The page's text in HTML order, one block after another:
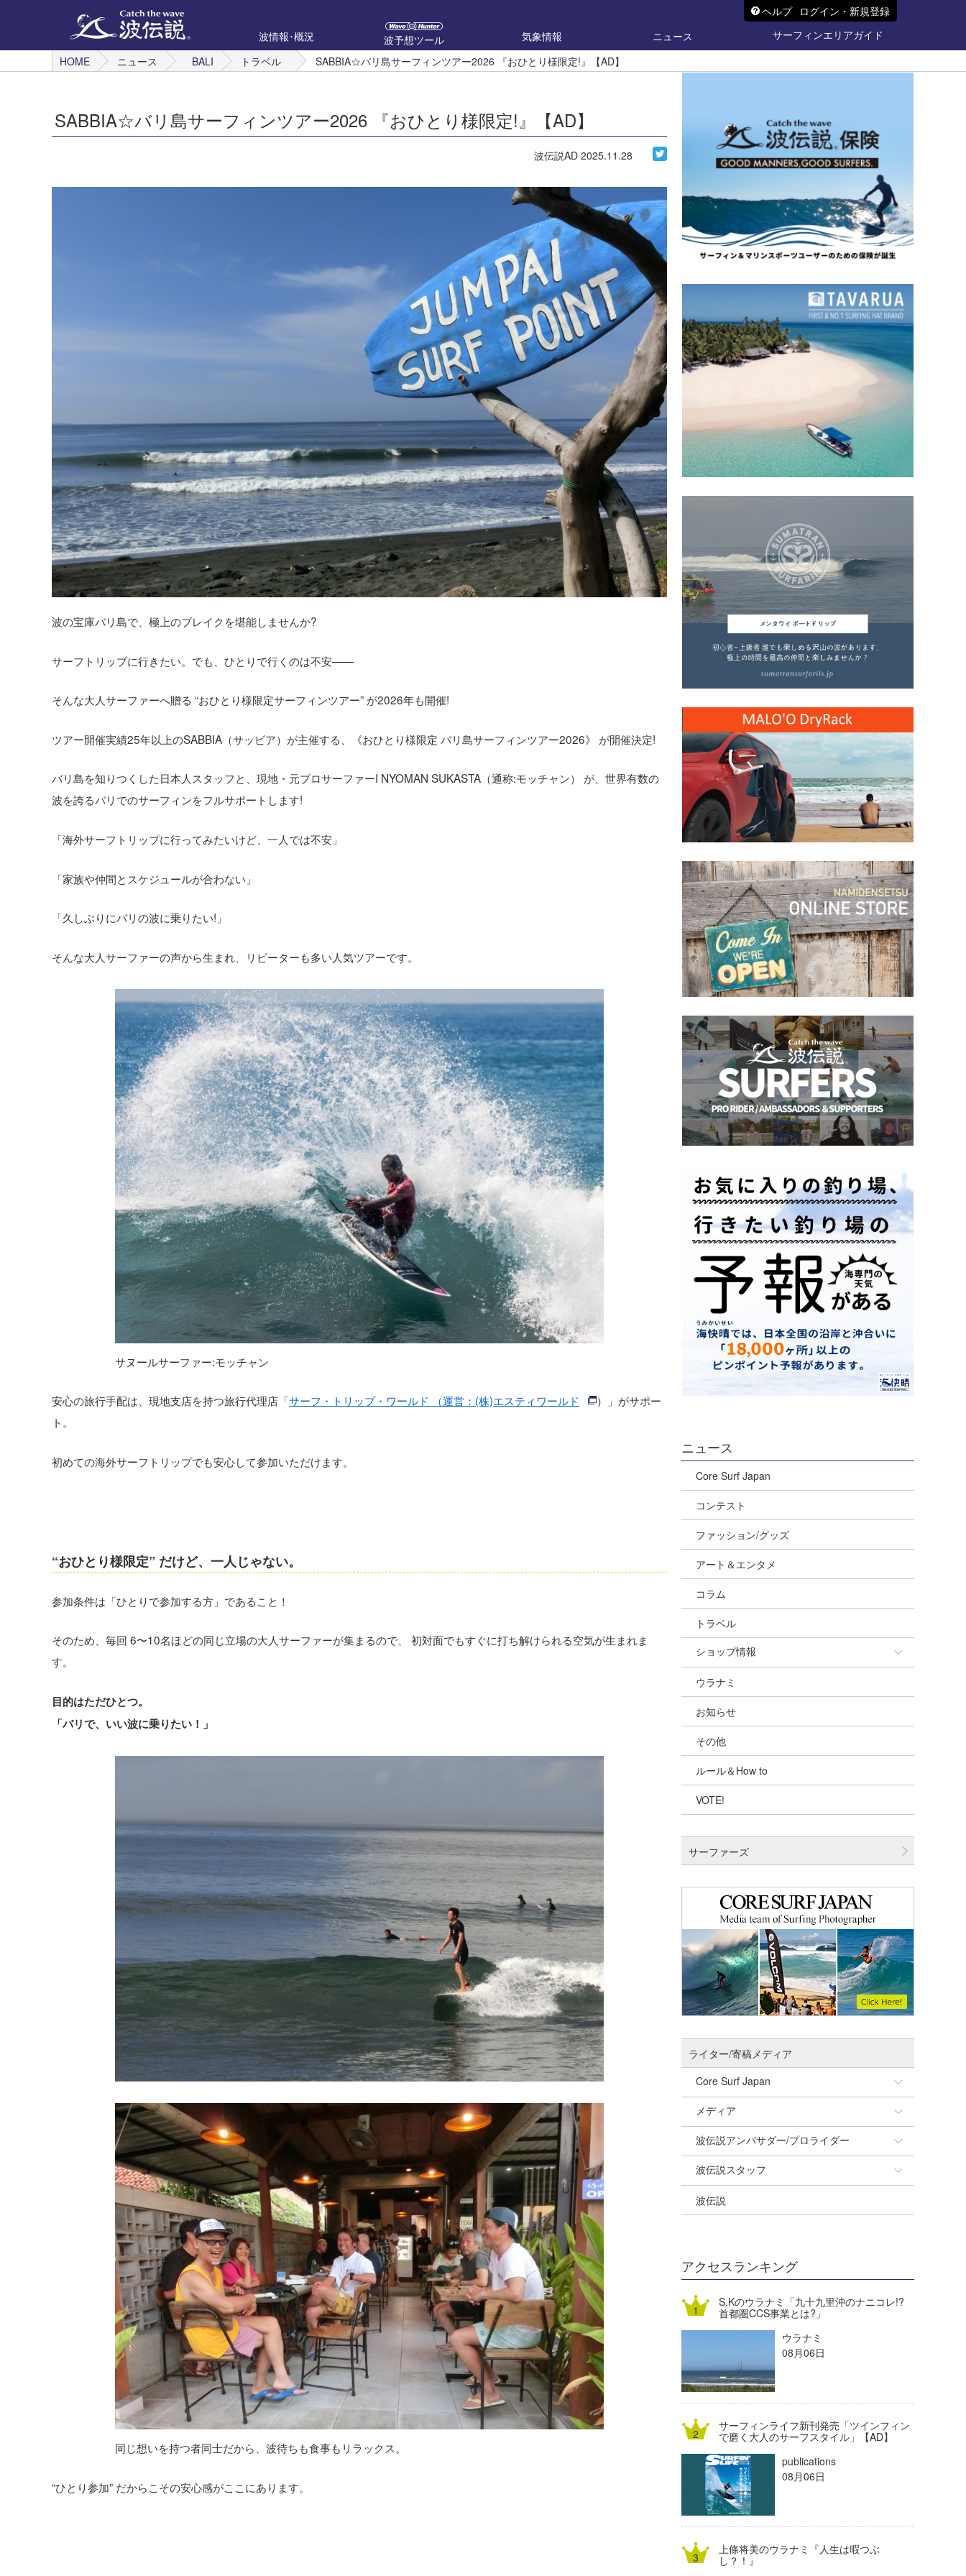
ヘルプ ログイン・新規登録
波情報･概況
波予想ツール 気象情報 ニュース
サーフィンエリアガイド
HOME
ニュース BALI トラベル SABBIA☆バリ島サーフィンツアー2026 『おひとり様限定!』【AD】
SABBIA☆バリ島サーフィンツアー2026 『おひとり様限定!』【AD】
波伝説AD 2025.11.28
波の宝庫バリ島で、極上のブレイクを堪能しませんか?
サーフトリップに行きたい。でも、ひとりで行くのは不安——
そんな大人サーファーへ贈る “おひとり様限定サーフィンツアー” が2026年も開催!
ツアー開催実績25年以上のSABBIA（サッビア）が主催する、《おひとり様限定 バリ島サーフィンツアー2026》 が開催決定!
バリ島を知りつくした日本人スタッフと、現地・元プロサーファーI NYOMAN SUKASTA（通称:モッチャン） が、世界有数の
波を誇るバリでのサーフィンをフルサポートします!
「海外サーフトリップに行ってみたいけど、一人では不安」
「家族や仲間とスケジュールが合わない」
「久しぶりにバリの波に乗りたい!」
そんな大人サーファーの声から生まれ、リピーターも多い人気ツアーです。
サヌールサーファー:モッチャン
安心の旅行手配は、現地支店を持つ旅行代理店「サーフ・トリップ・ワールド （運営：(株)エスティワールド
）」がサポー
ト。
初めての海外サーフトリップでも安心して参加いただけます。
“おひとり様限定” だけど、一人じゃない。
参加条件は「ひとりで参加する方」であること！
そのため、毎回 6〜10名ほどの同じ立場の大人サーファーが集まるので、 初対面でもすぐに打ち解けられる空気が生まれま
す。
目的はただひとつ。
「バリで、いい波に乗りたい！」
同じ想いを持つ者同士だから、波待ちも食事もリラックス。
“ひとり参加” だからこその安心感がここにあります。
ニュース
Core Surf Japan
コンテスト
ファッション/グッズ
アート＆エンタメ
コラム
トラベル
ショップ情報
ショップ情報
湘南
千葉北
伊豆
千葉南
四国
沖縄
ウラナミ
お知らせ
その他
ルール＆How to
VOTE!
サーファーズ
ライター/寄稿メディア
Core Surf Japan
Naoya Kimoto
mitsuteru Kamio
Yasunari Inoue
Yoshiyuki Obata
DELTA FORCE SURF
熊谷素子
メディア
SURFMEDIA
Colors MAGAZINE
WAVAL
波伝説アンバサダー/プロライダー
福島寿実子
中浦“JET”章
進士剛光
植村未来
大野”MAR”修聖
喜納海人
波伝説スタッフ
☆加藤
Aichan
ECE
H
KID
KOBU
KY
MIN
mitz
OYZ
波伝説
アクセスランキング
S.Kのウラナミ「九十九里沖のナニコレ!?
首都圏CCS事業とは?」
ウラナミ
08月06日
サーフィンライフ新刊発売「ツインフィン
で磨く大人のサーフスタイル」【AD】
publications
08月06日
上條将美のウラナミ『人生は暇つぶ
し？！』